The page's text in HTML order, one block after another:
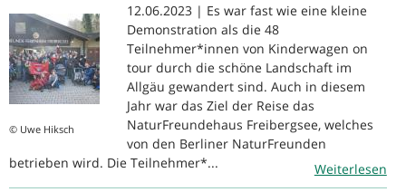
© Uwe Hiksch
12.06.2023 | Es war fast wie eine kleine
Demonstration als die 48
Teilnehmer*innen von Kinderwagen on
tour durch die schöne Landschaft im
Allgäu gewandert sind. Auch in diesem
Jahr war das Ziel der Reise das
NaturFreundehaus Freibergsee, welches
von den Berliner NaturFreunden
betrieben wird. Die Teilnehmer*...
Weiterlesen